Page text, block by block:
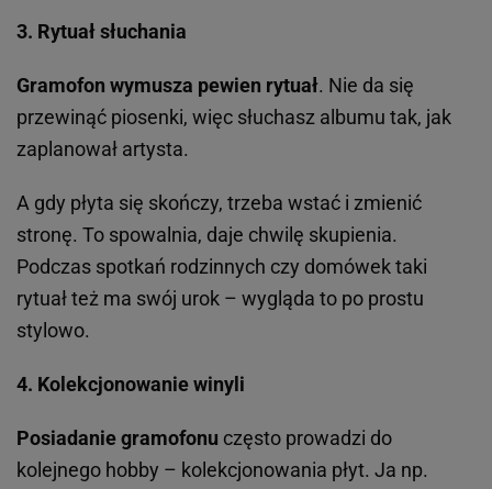
3. Rytuał słuchania
Gramofon wymusza pewien rytuał. Nie da się
przewinąć piosenki, więc słuchasz albumu tak, jak
zaplanował artysta.
A gdy płyta się skończy, trzeba wstać i zmienić
stronę. To spowalnia, daje chwilę skupienia.
Podczas spotkań rodzinnych czy domówek taki
rytuał też ma swój urok – wygląda to po prostu
stylowo.
4. Kolekcjonowanie winyli
Posiadanie gramofonu często prowadzi do
kolejnego hobby – kolekcjonowania płyt. Ja np.